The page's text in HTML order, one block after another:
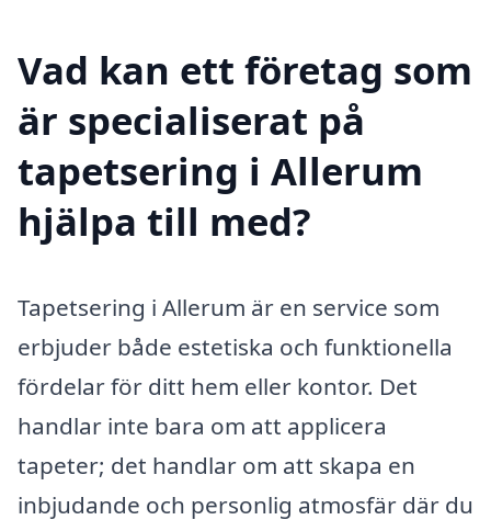
Vad kan ett företag som
är specialiserat på
tapetsering i Allerum
hjälpa till med?
Tapetsering i Allerum är en service som
erbjuder både estetiska och funktionella
fördelar för ditt hem eller kontor. Det
handlar inte bara om att applicera
tapeter; det handlar om att skapa en
inbjudande och personlig atmosfär där du